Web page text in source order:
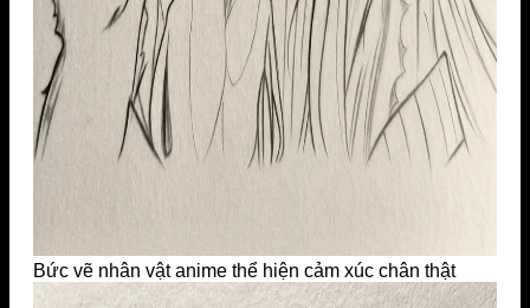
Bức vẽ nhân vật anime thể hiện cảm xúc chân thật